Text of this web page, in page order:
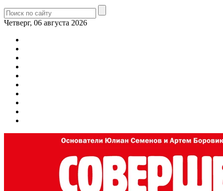
Четверг, 06 августа 2026